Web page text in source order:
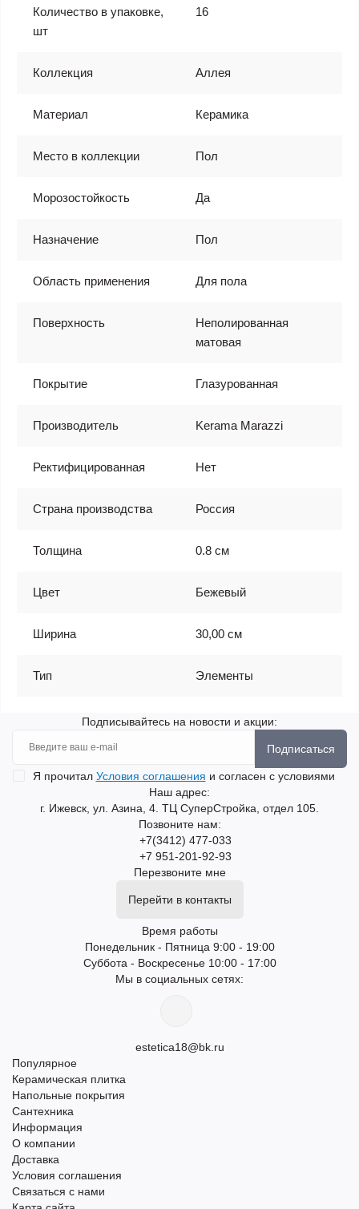
Количество в упаковке,
шт
16
Коллекция Аллея
Материал Керамика
Место в коллекции Пол
Морозостойкость Да
Назначение Пол
Область применения Для пола
Поверхность
Неполированная
матовая
Покрытие Глазурованная
Производитель Kerama Marazzi
Ректифицированная Нет
Страна производства Россия
Толщина 0.8 см
Цвет Бежевый
Ширина 30,00 см
Тип Элементы
Подписывайтесь на новости и акции:
Подписаться
Я прочитал Условия соглашения и согласен с условиями
Наш адрес:
г. Ижевск, ул. Азина, 4. ТЦ СуперСтройка, отдел 105.
Позвоните нам:
+7(3412) 477-033
+7 951-201-92-93
Перезвоните мне
Перейти в контакты
Время работы
Понедельник - Пятница 9:00 - 19:00
Суббота - Воскресенье 10:00 - 17:00
Мы в социальных сетях:
estetica18@bk.ru
Популярное
Керамическая плитка
Напольные покрытия
Сантехника
Информация
О компании
Доставка
Условия соглашения
Связаться с нами